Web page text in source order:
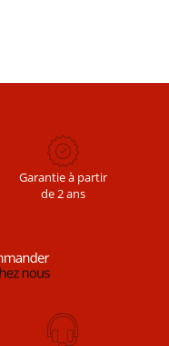
Garantie à partir
de 2 ans